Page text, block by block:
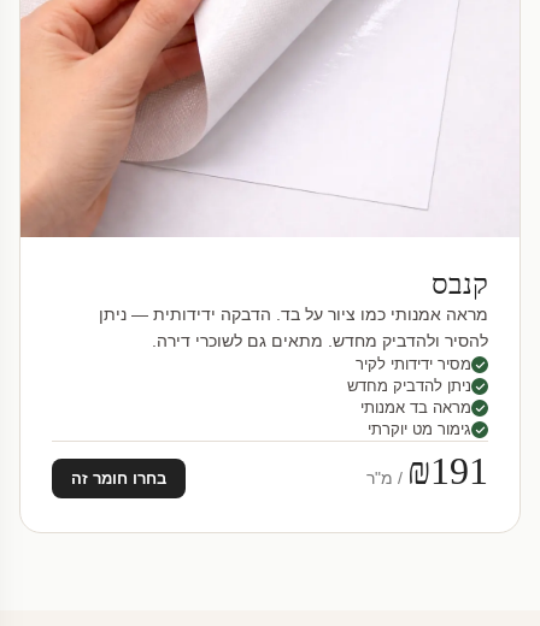
קנבס
מראה אמנותי כמו ציור על בד. הדבקה ידידותית — ניתן
להסיר ולהדביק מחדש. מתאים גם לשוכרי דירה.
מסיר ידידותי לקיר
ניתן להדביק מחדש
מראה בד אמנותי
גימור מט יוקרתי
₪191 / מ"ר בחרו חומר זה